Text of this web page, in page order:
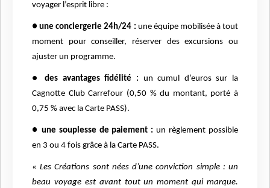
voyager l’esprit libre :
● une conciergerie 24h/24 : une équipe mobilisée à tout
moment pour conseiller, réserver des excursions ou
ajuster un programme.
●des avantages fidélité : un cumul d’euros sur la
Cagnotte Club Carrefour (0,50 % du montant, porté à
0,75 % avec la Carte PASS).
● une souplesse de paiement : un règlement possible
en 3 ou 4 fois grâce à la Carte PASS.
« Les Créations sont nées d’une conviction simple : un
beau voyage est avant tout un moment qui marque.